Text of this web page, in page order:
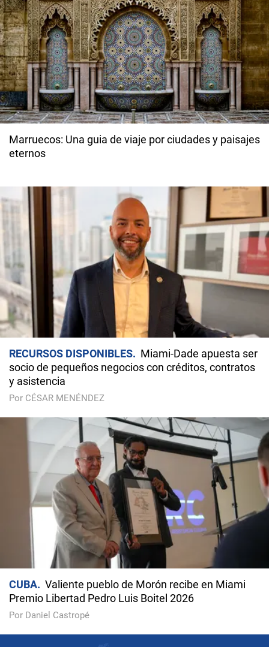
Marruecos: Una guia de viaje por ciudades y paisajes
eternos
RECURSOS DISPONIBLES
Miami-Dade apuesta ser
socio de pequeños negocios con créditos, contratos
y asistencia
Por CÉSAR MENÉNDEZ
CUBA
Valiente pueblo de Morón recibe en Miami
Premio Libertad Pedro Luis Boitel 2026
Por Daniel Castropé